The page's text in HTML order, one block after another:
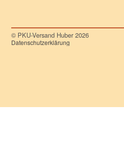
© PKU-Versand Huber 2026
Datenschutzerklärung